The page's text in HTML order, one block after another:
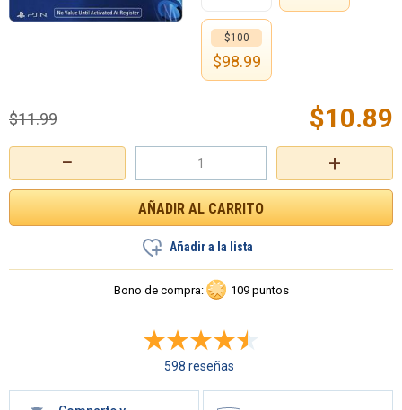
+
−
$10.89
$11.99
Añadir a la lista
Bono de compra: 109 puntos
598 reseñas
$100
$98.99